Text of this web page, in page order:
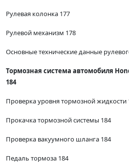
Рулевая колонка 177
Рулевой механизм 178
Основные технические данные
Тормозная система автомобиля
184
Проверка уровня тормозной жидкости
Прокачка тормозной системы 184
Проверка вакуумного шланга 184
Педаль тормоза 184